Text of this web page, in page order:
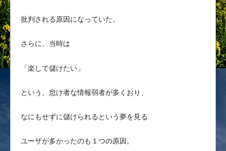
批判される原因になっていた。
さらに、当時は
「楽して儲けたい」
という、怠け者な情報弱者が多くおり、
なにもせずに儲けられるという夢を見る
ユーザが多かったのも１つの原因。